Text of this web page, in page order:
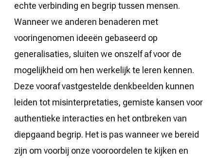
echte verbinding en begrip tussen mensen.
Wanneer we anderen benaderen met
vooringenomen ideeën gebaseerd op
generalisaties, sluiten we onszelf af voor de
mogelijkheid om hen werkelijk te leren kennen.
Deze vooraf vastgestelde denkbeelden kunnen
leiden tot misinterpretaties, gemiste kansen voor
authentieke interacties en het ontbreken van
diepgaand begrip. Het is pas wanneer we bereid
zijn om voorbij onze vooroordelen te kijken en